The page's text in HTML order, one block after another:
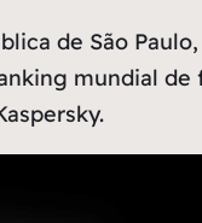
de São Paulo
mundial